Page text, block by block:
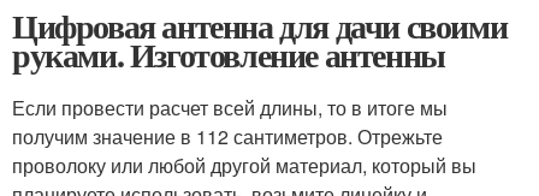
Цифровая антенна для дачи своими
руками. Изготовление антенны
Если провести расчет всей длины, то в итоге мы
получим значение в 112 сантиметров. Отрежьте
проволоку или любой другой материал, который вы